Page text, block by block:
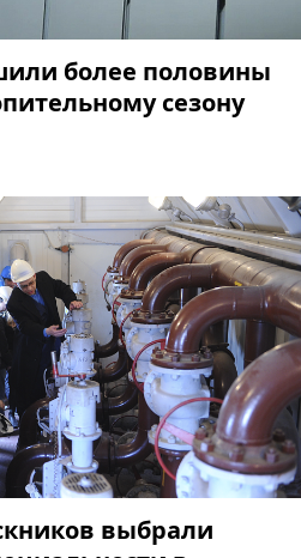
более половины
сезону
выбрали